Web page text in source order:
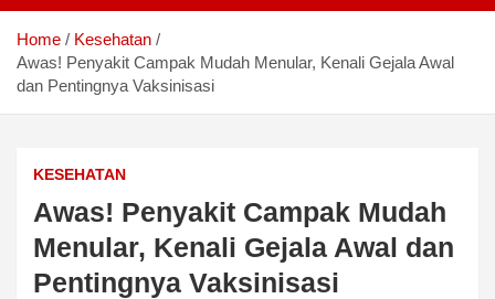
Home
Kesehatan
Awas! Penyakit Campak Mudah Menular, Kenali Gejala Awal
dan Pentingnya Vaksinisasi
KESEHATAN
Awas! Penyakit Campak Mudah
Menular, Kenali Gejala Awal dan
Pentingnya Vaksinisasi